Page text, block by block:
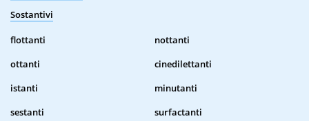
Sostantivi
flottanti
nottanti
ottanti
cinedilettanti
istanti
minutanti
sestanti
surfactanti